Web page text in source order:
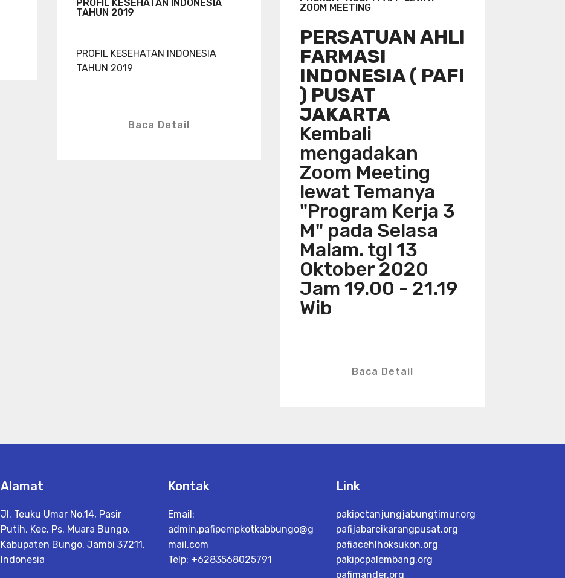
PROFIL KESEHATAN INDONESIA
TAHUN 2019
PROFIL KESEHATAN INDONESIA
TAHUN 2019
Baca Detail
ZOOM MEETING
PERSATUAN AHLI
FARMASI
INDONESIA ( PAFI
) PUSAT
JAKARTA
Kembali
mengadakan
Zoom Meeting
lewat Temanya
"Program Kerja 3
M" pada Selasa
Malam. tgl 13
Oktober 2020
Jam 19.00 - 21.19
Wib
Baca Detail
Alamat
Jl. Teuku Umar No.14, Pasir
Putih, Kec. Ps. Muara Bungo,
Kabupaten Bungo, Jambi 37211,
Indonesia
Kontak
Email:
admin.pafipempkotkabbungo@g
mail.com
Telp: +6283568025791
Link
pakipctanjungjabungtimur.org
pafijabarcikarangpusat.org
pafiacehlhoksukon.org
pakipcpalembang.org
pafimander.org